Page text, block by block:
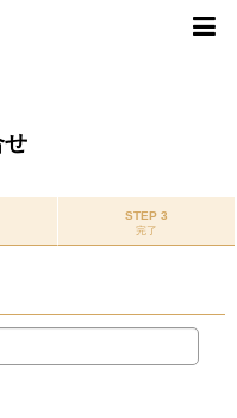
せ
STEP 3
完了